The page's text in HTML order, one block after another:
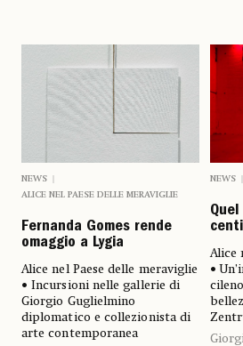
NEWS
ALICE NEL PAESE DELLE MERAVIGLIE
Fernanda Gomes rende
omaggio a Lygia
Alice nel Paese delle meraviglie
• Incursioni nelle gallerie di
Giorgio Guglielmino
diplomatico e collezionista di
arte contemporanea
NEWS
Alice
•